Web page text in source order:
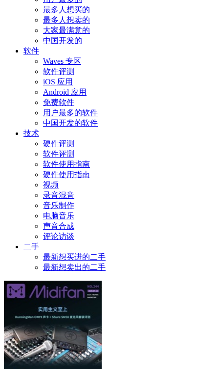
最多人想买的
最多人想卖的
大家最满意的
中国开发的
软件
Waves 专区
软件评测
iOS 应用
Android 应用
免费软件
用户最多的软件
中国开发的软件
技术
硬件评测
软件评测
软件使用指南
硬件使用指南
视频
录音混音
音乐制作
电脑音乐
声音合成
评论访谈
二手
最新想买进的二手
最新想卖出的二手